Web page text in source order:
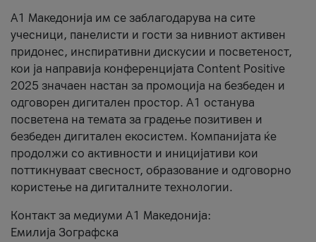
А1 Македонија им се заблагодарува на сите
учесници, панелисти и гости за нивниот активен
придонес, инспиративни дискусии и посветеност,
кои ја направија конференцијата Content Positive
2025 значаен настан за промоција на безбеден и
одговорен дигитален простор. А1 останува
посветена на темата за градење позитивен и
безбеден дигитален екосистем. Компанијата ќе
продолжи со активности и иницијативи кои
поттикнуваат свесност, образование и одговорно
користење на дигиталните технологии.
Контакт за медиуми А1 Македонија:
Емилија Зографска